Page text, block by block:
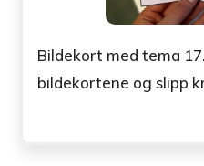
Bildekort med tema
bildekortene og slipp